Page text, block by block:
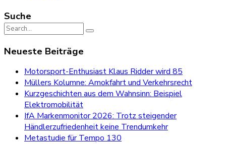
Suche
Search
Neueste Beiträge
Motorsport-Enthusiast Klaus Ridder wird 85
Müllers Kolumne: Amokfahrt und Verkehrsrecht
Kurzgeschichten aus dem Wahnsinn: Beispiel
Elektromobilität
IfA Markenmonitor 2026: Trotz steigender
Händlerzufriedenheit keine Trendumkehr
Metastudie für Tempo 130